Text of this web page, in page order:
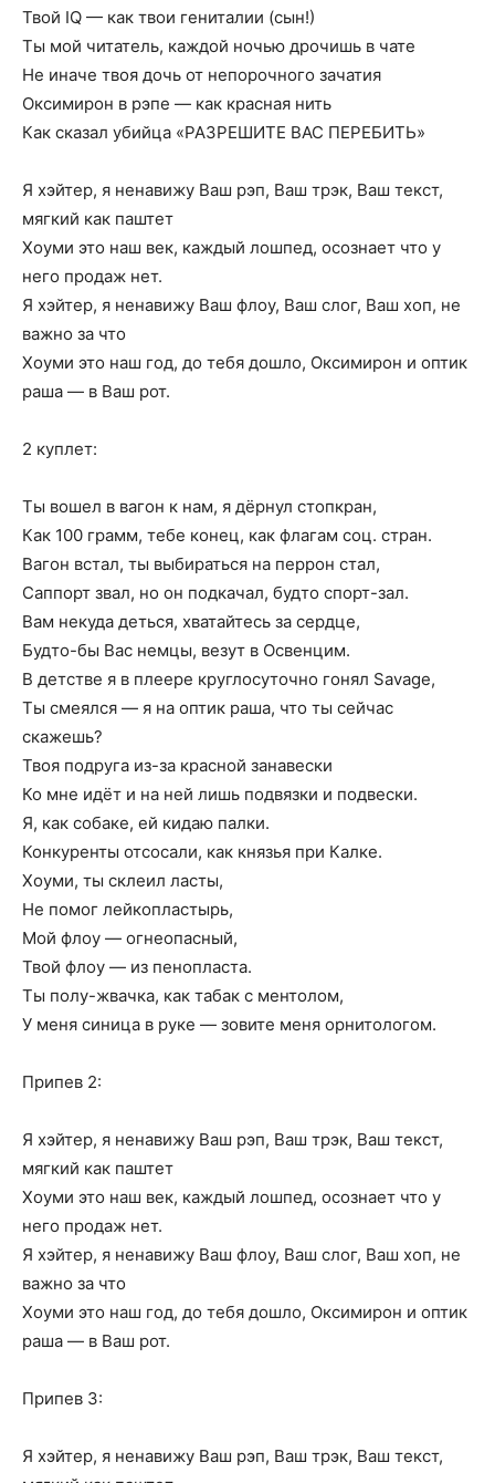
Твой IQ — как твои гениталии (сын!)
Ты мой читатель, каждой ночью дрочишь в чате
Не иначе твоя дочь от непорочного зачатия
Оксимирон в рэпе — как красная нить
Как сказал убийца «РАЗРЕШИТЕ ВАС ПЕРЕБИТЬ»
Я хэйтер, я ненавижу Ваш рэп, Ваш трэк, Ваш текст,
мягкий как паштет
Хоуми это наш век, каждый лошпед, осознает что у
него продаж нет.
Я хэйтер, я ненавижу Ваш флоу, Ваш слог, Ваш хоп, не
важно за что
Хоуми это наш год, до тебя дошло, Оксимирон и оптик
раша — в Ваш рот.
2 куплет:
Ты вошел в вагон к нам, я дёрнул стопкран,
Как 100 грамм, тебе конец, как флагам соц. стран.
Вагон встал, ты выбираться на перрон стал,
Саппорт звал, но он подкачал, будто спорт-зал.
Вам некуда деться, хватайтесь за сердце,
Будто-бы Вас немцы, везут в Освенцим.
В детстве я в плеере круглосуточно гонял Savage,
Ты смеялся — я на оптик раша, что ты сейчас
скажешь?
Твоя подруга из-за красной занавески
Ко мне идёт и на ней лишь подвязки и подвески.
Я, как собаке, ей кидаю палки.
Конкуренты отсосали, как князья при Калке.
Хоуми, ты склеил ласты,
Не помог лейкопластырь,
Мой флоу — огнеопасный,
Твой флоу — из пенопласта.
Ты полу-жвачка, как табак с ментолом,
У меня синица в руке — зовите меня орнитологом.
Припев 2:
Я хэйтер, я ненавижу Ваш рэп, Ваш трэк, Ваш текст,
мягкий как паштет
Хоуми это наш век, каждый лошпед, осознает что у
него продаж нет.
Я хэйтер, я ненавижу Ваш флоу, Ваш слог, Ваш хоп, не
важно за что
Хоуми это наш год, до тебя дошло, Оксимирон и оптик
раша — в Ваш рот.
Припев 3:
Я хэйтер, я ненавижу Ваш рэп, Ваш трэк, Ваш текст,